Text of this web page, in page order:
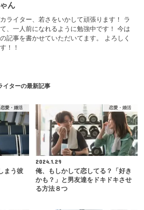
ん
ライター、若さをいかして頑張ります！ ラ
、一人前になれるように勉強中です！ 今は
記事を書かせていただいてます。 よろしく
！！
イターの最新記事
恋愛・婚活
まう彼
恋愛・婚活
2024.1.29
俺、もしかして恋してる？「好き
かも？」と男友達をドキドキさせ
る方法８つ